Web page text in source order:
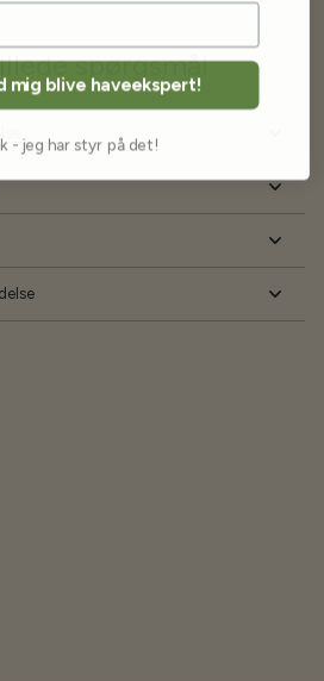
spørgsmål
mig blive haveekspert!
- jeg har styr på det!